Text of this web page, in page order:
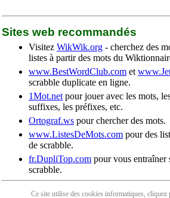
Sites web recommandés
Visitez WikWik.org - cherchez des
listes à partir des mots du
www.BestWordClub.com et
scrabble duplicate en ligne.
1Mot.net pour jouer avec les mots,
suffixes, les préfixes, etc.
Ortograf.ws pour chercher des mots.
www.ListesDeMots.com pour des
de scrabble.
fr.DupliTop.com pour vous entraîner
scrabble.
Ce site utilise des cookies informatiques, cliquez